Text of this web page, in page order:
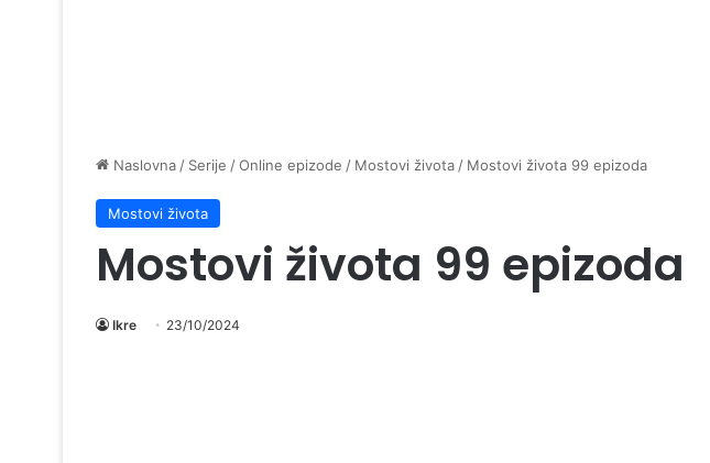
Naslovna / Serije /Online epizode / Mostovi života / Mostovi života 99 epizoda
Mostovi života
Mostovi života 99 epizoda
Ikre 23/10/2024